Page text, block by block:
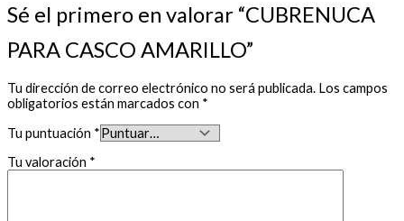
Sé el primero en valorar “CUBRENUCA
PARA CASCO AMARILLO”
Tu dirección de correo electrónico no será publicada. Los campos
obligatorios están marcados con *
Tu puntuación *
Tu valoración *